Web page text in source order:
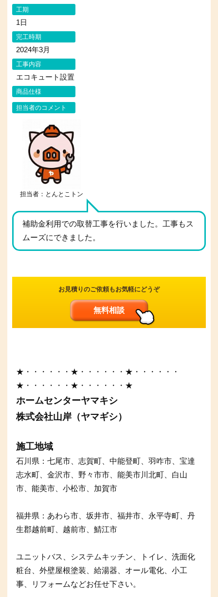
工期
1日
完工時期
2024年3月
工事内容
エコキュート設置
商品仕様
担当者のコメント
担当者：とんとこトン
補助金利用での取替工事を行いました。工事もス
ムーズにできました。
お見積りのご依頼もお気軽にどうぞ
無料相談
★・・・・・・★・・・・・・★・・・・・・
★・・・・・・★・・・・・・★
ホームセンターヤマキシ
株式会社山岸（ヤマギシ）
施工地域
石川県：七尾市、志賀町、中能登町、羽咋市、宝達
志水町、金沢市、野々市市、能美市川北町、白山
市、能美市、小松市、加賀市
福井県：あわら市、坂井市、福井市、永平寺町、丹
生郡越前町、越前市、鯖江市
ユニットバス、システムキッチン、トイレ、洗面化
粧台、外壁屋根塗装、給湯器、オール電化、小工
事、リフォームなどお任せ下さい。